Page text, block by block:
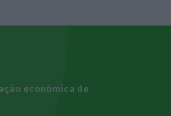
económica de